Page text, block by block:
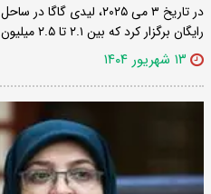
در تاریخ ۳ می ۲۰۲۵، لیدی
رایگان برگزار کرد که بین ۲.۱ تا ۲.۵ میلیون نفر در…
۱۳ شهریور ۱۴۰۴